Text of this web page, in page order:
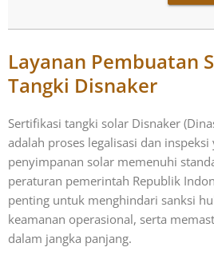
Layanan Pembuatan
Tangki Disnaker
Sertifikasi tangki solar Disnaker
adalah proses legalisasi dan
penyimpanan solar memenuhi
peraturan pemerintah Republik
penting untuk menghindari sanksi
keamanan operasional, serta
dalam jangka panjang.